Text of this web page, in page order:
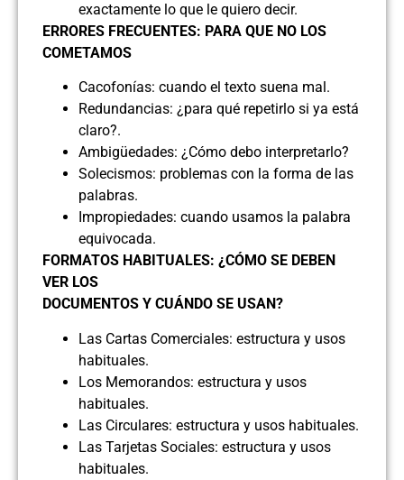
exactamente lo que le quiero decir.
ERRORES FRECUENTES: PARA QUE NO LOS
COMETAMOS
Cacofonías: cuando el texto suena mal.
Redundancias: ¿para qué repetirlo si ya está
claro?.
Ambigüedades: ¿Cómo debo interpretarlo?
Solecismos: problemas con la forma de las
palabras.
Impropiedades: cuando usamos la palabra
equivocada.
FORMATOS HABITUALES: ¿CÓMO SE DEBEN
VER LOS
DOCUMENTOS Y CUÁNDO SE USAN?
Las Cartas Comerciales: estructura y usos
habituales.
Los Memorandos: estructura y usos
habituales.
Las Circulares: estructura y usos habituales.
Las Tarjetas Sociales: estructura y usos
habituales.